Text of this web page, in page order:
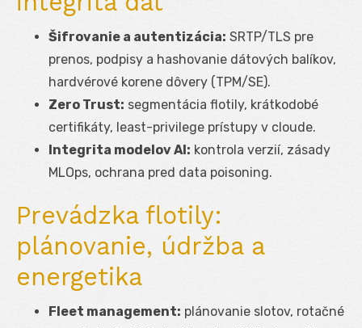
Šifrovanie a autentizácia: SRTP/TLS pre
prenos, podpisy a hashovanie dátových balíkov,
hardvérové korene dôvery (TPM/SE).
Zero Trust: segmentácia flotily, krátkodobé
certifikáty, least-privilege prístupy v cloude.
Integrita modelov AI: kontrola verzií, zásady
MLOps, ochrana pred data poisoning.
Prevádzka flotily:
plánovanie, údržba a
energetika
Fleet management: plánovanie slotov, rotačné